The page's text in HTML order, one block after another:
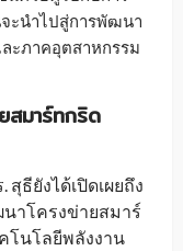
ะนำไปสู่การพัฒนา
ะภาคอุตสาหกรรม
สมาร์ทกริด
ธียังได้เปิดเผยถึง
าโครงข่ายสมาร์
โนโลยีพลังงาน